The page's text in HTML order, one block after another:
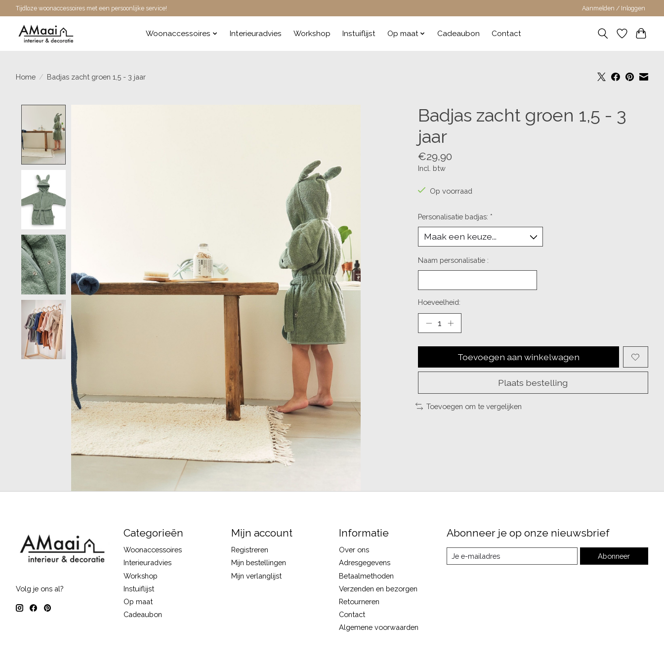
Tijdloze woonaccessoires met een persoonlijke service! Aanmelden / Inloggen
Woonaccessoires Interieuradvies Workshop Instuiflijst Op maat Cadeaubon Contact
Home / Badjas zacht groen 1,5 - 3 jaar
Badjas zacht groen 1,5 - 3
jaar
€29,90
Incl. btw
Op voorraad
Personalisatie badjas: *
Naam personalisatie :
Hoeveelheid:
Toevoegen aan winkelwagen
Plaats bestelling
Toevoegen om te vergelijken
Volg je ons al?
Categorieën
Woonaccessoires
Interieuradvies
Workshop
Instuiflijst
Op maat
Cadeaubon
Mijn account
Registreren
Mijn bestellingen
Mijn verlanglijst
Informatie
Over ons
Adresgegevens
Betaalmethoden
Verzenden en bezorgen
Retourneren
Contact
Algemene voorwaarden
Abonneer je op onze nieuwsbrief
Abonneer